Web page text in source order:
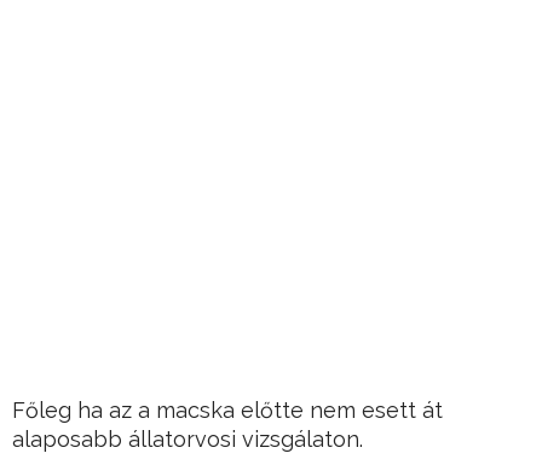
Főleg ha az a macska előtte nem esett át
alaposabb állatorvosi vizsgálaton.